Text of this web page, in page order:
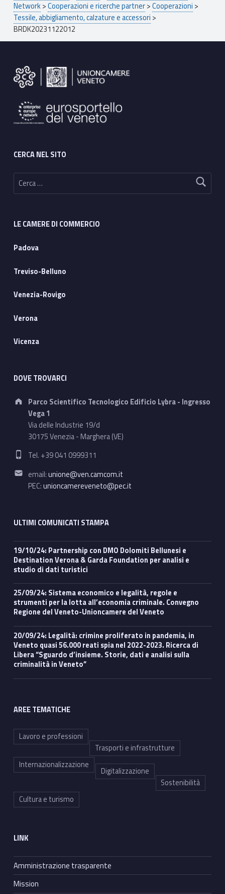
Network>Cooperazioni e ricerche partner>Cooperazioni >
Tessile, abbigliamento, calzature e accessori >
BRDK20231122012
CERCA NEL SITO
Ricerca per:
LE CAMERE DI COMMERCIO
Padova
Treviso-Belluno
Venezia-Rovigo
Verona
Vicenza
DOVE TROVARCI
Address:
Parco Scientifico Tecnologico Edificio Lybra - Ingresso
Vega 1
Via delle Industrie 19/d
30175 Venezia - Marghera (VE)
Phone number:
Tel. +39 041 0999311
Email address:
email:unione@ven.camcom.it
PEC:unioncamereveneto@pec.it
ULTIMI COMUNICATI STAMPA
19/10/24: Partnership con DMO Dolomiti Bellunesi e
Destination Verona & Garda Foundation per analisi e
studio di dati turistici
25/09/24: Sistema economico e legalità, regole e
strumenti per la lotta all’economia criminale. Convegno
Regione del Veneto-Unioncamere del Veneto
20/09/24: Legalità: crimine proliferato in pandemia, in
Veneto quasi 56.000 reati spia nel 2022-2023. Ricerca di
Libera “Sguardo d’insieme. Storie, dati e analisi sulla
criminalità in Veneto”
AREE TEMATICHE
Lavoro e professioni
Trasporti e infrastrutture
Internazionalizzazione
Digitalizzazione
Sostenibilità
Cultura e turismo
LINK
Amministrazione trasparente
Mission